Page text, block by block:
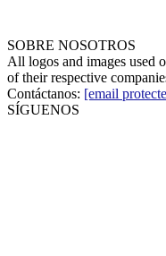
SOBRE NOSOTROS
All logos and images used
of their respective
Contáctanos: [email
SÍGUENOS